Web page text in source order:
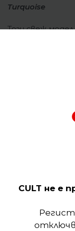
Turquoise
Този свеж
позволявайки
дълготраен
Отзиви (0)
CULT не е